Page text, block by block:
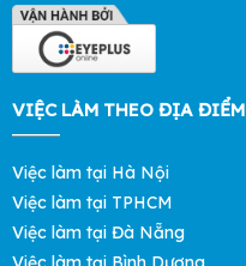
VIỆC LÀM THEO ĐỊA ĐIỂM
Việc làm tại Hà Nội
Việc làm tại TPHCM
Việc làm tại Đà Nẵng